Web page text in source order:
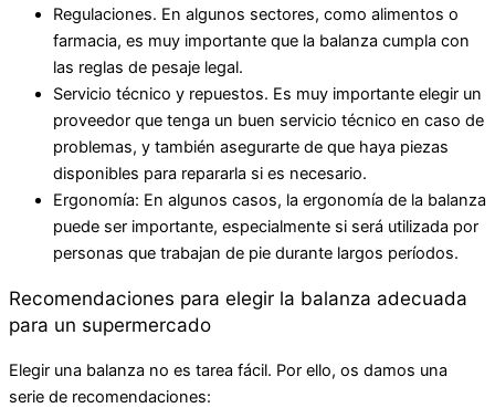
Regulaciones. En algunos sectores, como alimentos o
farmacia, es muy importante que la balanza cumpla con
las reglas de pesaje legal.
Servicio técnico y repuestos. Es muy importante elegir un
proveedor que tenga un buen servicio técnico en caso de
problemas, y también asegurarte de que haya piezas
disponibles para repararla si es necesario.
Ergonomía: En algunos casos, la ergonomía de la balanza
puede ser importante, especialmente si será utilizada por
personas que trabajan de pie durante largos períodos.
Recomendaciones para elegir la balanza adecuada
para un supermercado
Elegir una balanza no es tarea fácil. Por ello, os damos una
serie de recomendaciones: